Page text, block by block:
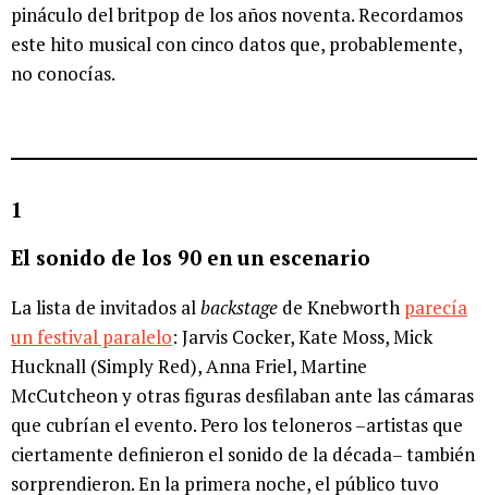
pináculo del britpop de los años noventa. Recordamos
este hito musical con cinco datos que, probablemente,
no conocías.
1
El sonido de los 90 en un escenario
La lista de invitados albackstage de Knebworth parecía
un festival paralelo: Jarvis Cocker, Kate Moss, Mick
Hucknall (Simply Red), Anna Friel, Martine
McCutcheon y otras figuras desfilaban ante las cámaras
que cubrían el evento. Pero los teloneros –artistas que
ciertamente definieron el sonido de la década– también
sorprendieron. En la primera noche, el público tuvo